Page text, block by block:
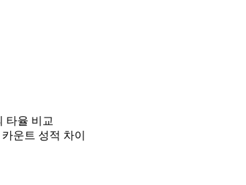
타율 비교
운트 성적 차이